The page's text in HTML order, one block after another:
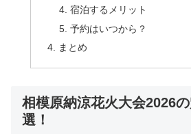
宿泊するメリット
予約はいつから？
まとめ
相模原納涼花火大会2026
選！